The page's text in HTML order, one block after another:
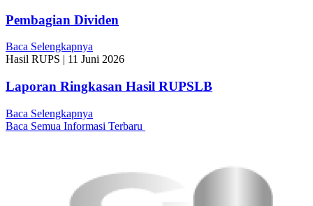
Pembagian Dividen
Baca Selengkapnya
Hasil RUPS
11 Juni 2026
Laporan Ringkasan Hasil RUPSLB
Baca Selengkapnya
Baca Semua Informasi Terbaru